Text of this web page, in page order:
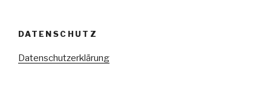
DATENSCHUTZ
Datenschutzerklärung